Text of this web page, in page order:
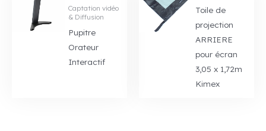
Captation vidéo
& Diffusion
Pupitre
Orateur
Interactif
Toile de
projection
ARRIERE
pour écran
3,05 x 1,72m
Kimex